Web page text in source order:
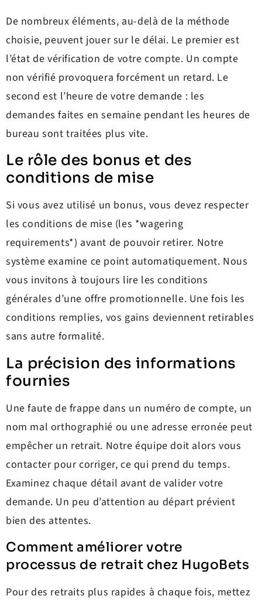
De nombreux éléments, au-delà de la méthode
choisie, peuvent jouer sur le délai. Le premier est
l’état de vérification de votre compte. Un compte
non vérifié provoquera forcément un retard. Le
second est l’heure de votre demande : les
demandes faites en semaine pendant les heures de
bureau sont traitées plus vite.
Le rôle des bonus et des
conditions de mise
Si vous avez utilisé un bonus, vous devez respecter
les conditions de mise (les *wagering
requirements*) avant de pouvoir retirer. Notre
système examine ce point automatiquement. Nous
vous invitons à toujours lire les conditions
générales d’une offre promotionnelle. Une fois les
conditions remplies, vos gains deviennent retirables
sans autre formalité.
La précision des informations
fournies
Une faute de frappe dans un numéro de compte, un
nom mal orthographié ou une adresse erronée peut
empêcher un retrait. Notre équipe doit alors vous
contacter pour corriger, ce qui prend du temps.
Examinez chaque détail avant de valider votre
demande. Un peu d’attention au départ prévient
bien des attentes.
Comment améliorer votre
processus de retrait chez HugoBets
Pour des retraits plus rapides à chaque fois, mettez